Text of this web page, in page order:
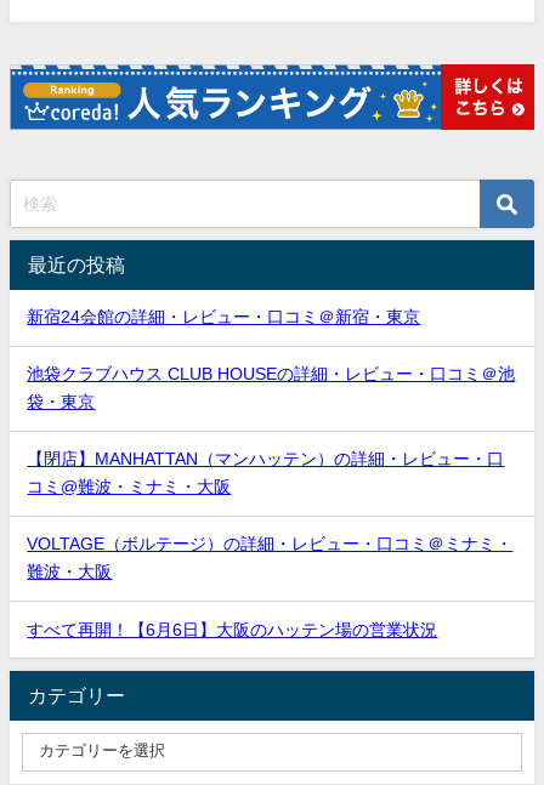
最近の投稿
新宿24会館の詳細・レビュー・口コミ＠新宿・東京
池袋クラブハウス CLUB HOUSEの詳細・レビュー・口コミ＠池
袋・東京
【閉店】MANHATTAN（マンハッテン）の詳細・レビュー・口
コミ@難波・ミナミ・大阪
VOLTAGE（ボルテージ）の詳細・レビュー・口コミ＠ミナミ・
難波・大阪
すべて再開！【6月6日】大阪のハッテン場の営業状況
カテゴリー